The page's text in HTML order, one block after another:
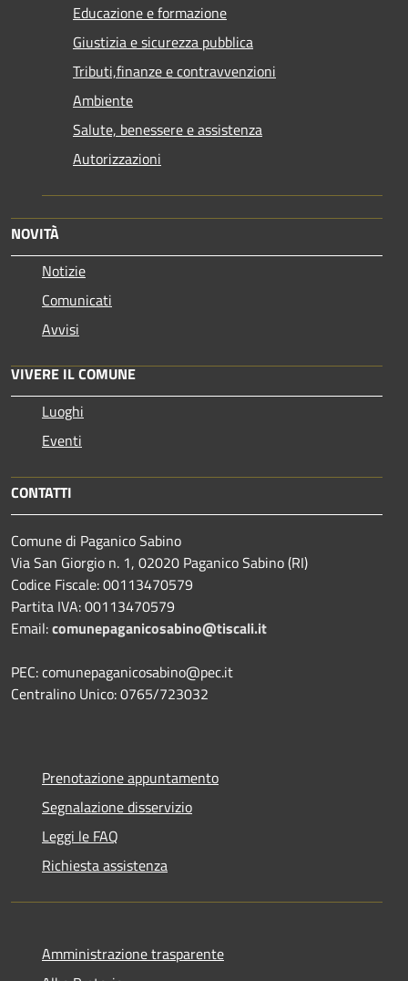
Educazione e formazione
Giustizia e sicurezza pubblica
Tributi,finanze e contravvenzioni
Ambiente
Salute, benessere e assistenza
Autorizzazioni
NOVITÀ
Notizie
Comunicati
Avvisi
VIVERE IL COMUNE
Luoghi
Eventi
CONTATTI
Comune di Paganico Sabino
Via San Giorgio n. 1, 02020 Paganico Sabino (RI)
Codice Fiscale: 00113470579
Partita IVA: 00113470579
Email:comunepaganicosabino@tiscali.it
PEC: comunepaganicosabino@pec.it
Centralino Unico: 0765/723032
Prenotazione appuntamento
Segnalazione disservizio
Leggi le FAQ
Richiesta assistenza
Amministrazione trasparente